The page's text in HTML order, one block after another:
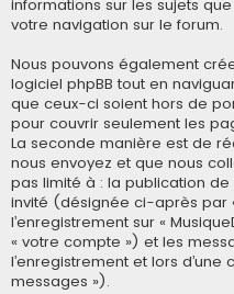
informations sur les sujets
votre navigation sur le forum.
Nous pouvons également
logiciel phpBB tout en
que ceux-ci soient hors de
pour couvrir seulement les
La seconde manière est de
nous envoyez et que nous
pas limité à : la publication de
invité (désignée ci-après par
l’enregistrement sur «
« votre compte ») et les
l’enregistrement et lors
messages »).